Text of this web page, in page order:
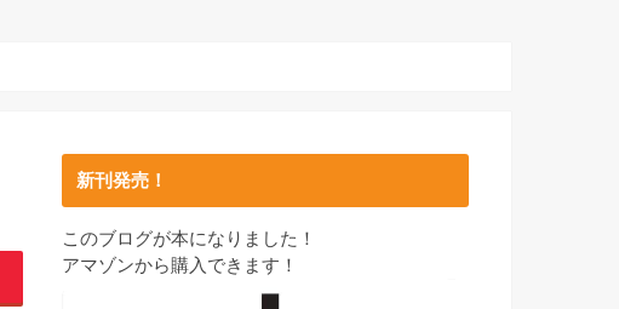
新刊発売！
このブログが本になりました！
アマゾンから購入できます！